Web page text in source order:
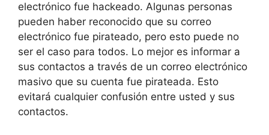
electrónico fue hackeado. Algunas personas
pueden haber reconocido que su correo
electrónico fue pirateado, pero esto puede no
ser el caso para todos. Lo mejor es informar a
sus contactos a través de un correo electrónico
masivo que su cuenta fue pirateada. Esto
evitará cualquier confusión entre usted y sus
contactos.